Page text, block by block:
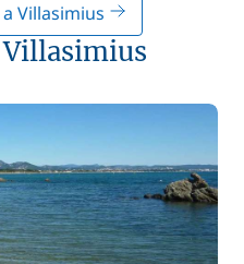
Villasimius
Villasimius